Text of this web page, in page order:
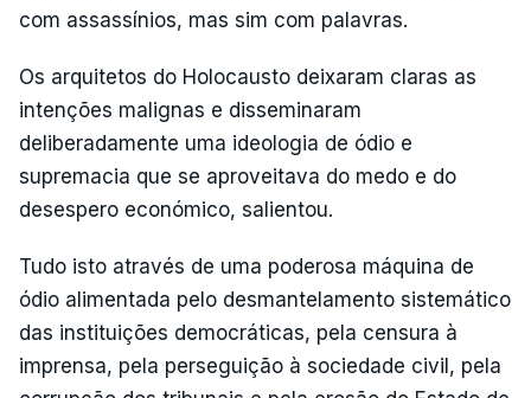
com assassínios, mas sim com palavras.
Os arquitetos do Holocausto deixaram claras as
intenções malignas e disseminaram
deliberadamente uma ideologia de ódio e
supremacia que se aproveitava do medo e do
desespero económico, salientou.
Tudo isto através de uma poderosa máquina de
ódio alimentada pelo desmantelamento sistemático
das instituições democráticas, pela censura à
imprensa, pela perseguição à sociedade civil, pela